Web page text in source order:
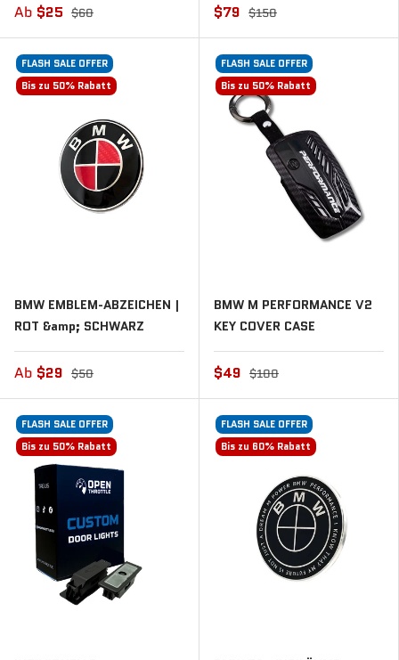
Ab $25 $60 $79 $150
FLASH SALE OFFER
Bis zu 50% Rabatt
BMW EMBLEM-ABZEICHEN |
ROT &amp; SCHWARZ
Ab $29 $50
FLASH SALE OFFER
Bis zu 50% Rabatt
BMW M PERFORMANCE V2
KEY COVER CASE
$49 $100
FLASH SALE OFFER
Bis zu 50% Rabatt
FLASH SALE OFFER
Bis zu 60% Rabatt
🔒 UNLOCK MY DISCOUNT